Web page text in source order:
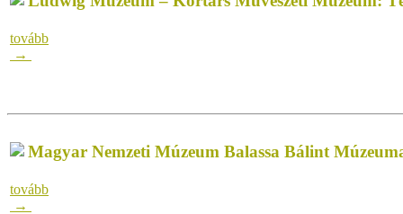
tovább
→
Magyar Nemzeti Múzeum Balassa Bálint
tovább
→